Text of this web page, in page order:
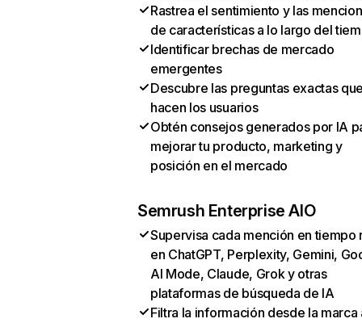
Rastrea el sentimiento y las
de características a lo largo del
Identificar brechas de mercado
emergentes
Descubre las preguntas exactas
hacen los usuarios
Obtén consejos generados por IA
mejorar tu producto, marketing y
posición en el mercado
Semrush Enterprise AIO
Supervisa cada mención en tiempo
en ChatGPT, Perplexity, Gemini,
AI Mode, Claude, Grok y otras
plataformas de búsqueda de IA
Filtra la información desde la marca